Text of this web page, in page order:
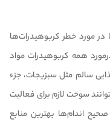
در مورد خطر کربوهیدرات‌ها
همه کربوهیدرات مواد
سالم مثل سبزیجات، جزء
سوخت لازم برای فعالیت
اندام‌ها بهترین منابع